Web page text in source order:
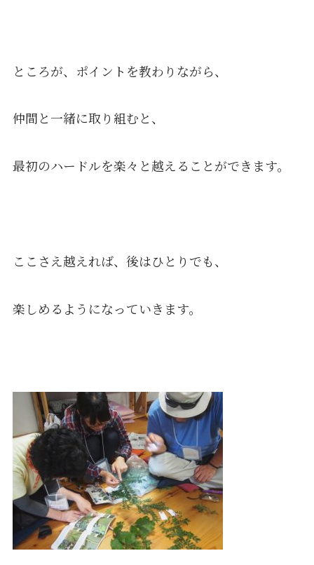
ところが、ポイントを教わりながら、
仲間と一緒に取り組むと、
最初のハードルを楽々と越えることができます。
ここさえ越えれば、後はひとりでも、
楽しめるようになっていきます。